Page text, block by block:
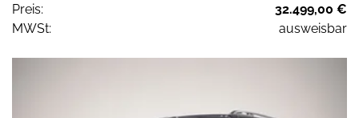
Preis:
32.499,00 €
MWSt:
ausweisbar